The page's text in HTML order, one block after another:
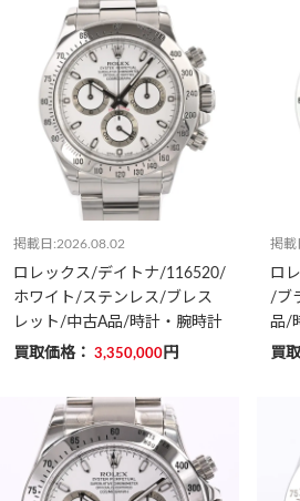
掲載日:2026.08.02
ロレックス/デイトナ/116520/
ホワイト/ステンレス/ブレス
レット/中古A品/時計・腕時計
買取価格： 3,350,000 円
掲載
ロ
/ブ
品/
買